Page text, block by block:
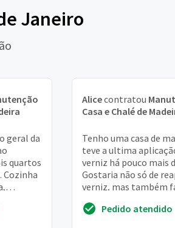
Janeiro
geral da
quartos
Cozinha
Alicecontratou
Casa e Chalé de
Tenho uma casa de
teve a ultima
verniz há pouco mais
Gostaria não só de
verniz, mas também
pequenas partes d...
Pedido atendido